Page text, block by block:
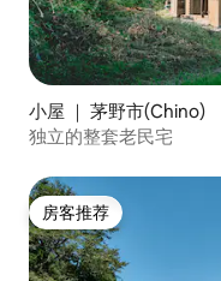
小屋 ｜ 茅野市(Chino)
独立的整套老民宅
房客推荐
房客推荐